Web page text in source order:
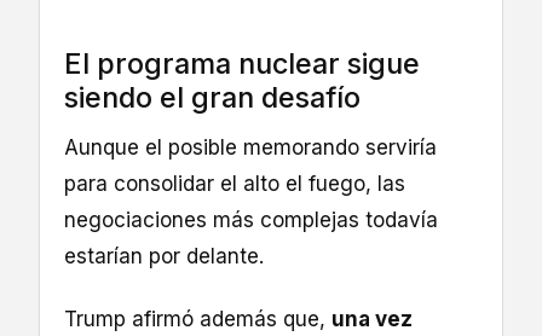
El programa nuclear sigue
siendo el gran desafío
Aunque el posible memorando serviría
para consolidar el alto el fuego, las
negociaciones más complejas todavía
estarían por delante.
Trump afirmó además que, una vez